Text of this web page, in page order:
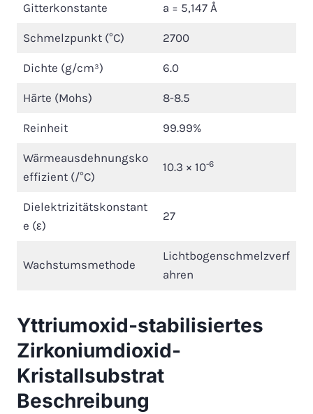
Gitterkonstante a = 5,147 Å
Schmelzpunkt (°C) 2700
Dichte (g/cm³) 6.0
Härte (Mohs) 8-8.5
Reinheit 99.99%
Wärmeausdehnungsko
effizient (/°C)
10.3 × 10-6
Dielektrizitätskonstant
e (ε)
27
Wachstumsmethode
Lichtbogenschmelzverf
ahren
Yttriumoxid-stabilisiertes
Zirkoniumdioxid-
Kristallsubstrat
Beschreibung